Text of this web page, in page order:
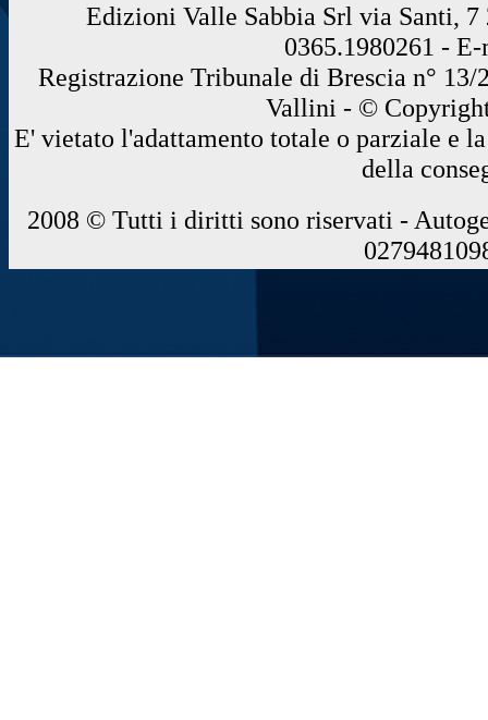
Edizioni Valle Sabbia Srl via Santi, 7
0365.1980261 -
Registrazione Tribunale di Brescia n°
Vallini - ©
E' vietato l'adattamento totale o parziale e
della
2008 © Tutti i diritti sono riservati -